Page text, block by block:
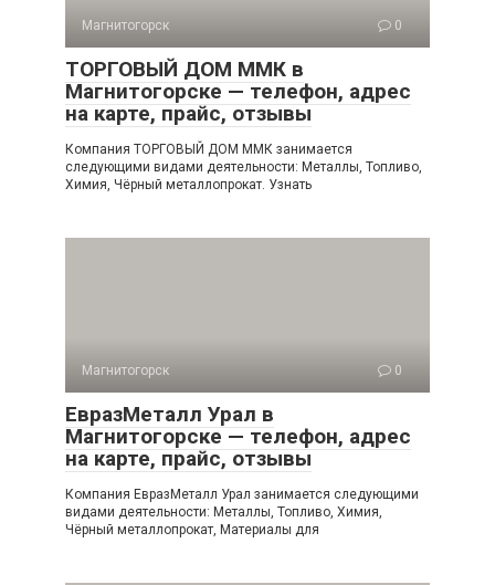
Магнитогорск 0
ТОРГОВЫЙ ДОМ ММК в
Магнитогорске — телефон, адрес
на карте, прайс, отзывы
Компания ТОРГОВЫЙ ДОМ ММК занимается
следующими видами деятельности: Металлы, Топливо,
Химия, Чёрный металлопрокат. Узнать
Магнитогорск 0
ЕвразМеталл Урал в
Магнитогорске — телефон, адрес
на карте, прайс, отзывы
Компания ЕвразМеталл Урал занимается следующими
видами деятельности: Металлы, Топливо, Химия,
Чёрный металлопрокат, Материалы для